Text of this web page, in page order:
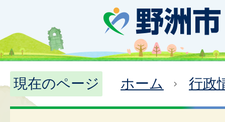
現在のページ ホーム 行政